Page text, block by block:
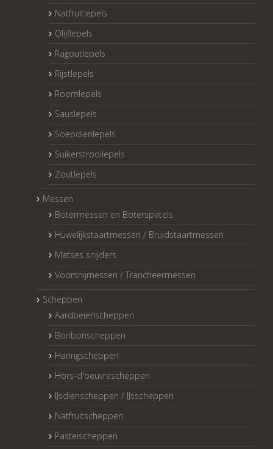
Natfruitlepels
Olijflepels
Ragoutlepels
Rijstlepels
Roomlepels
Sauslepels
Soepdienlepels
Suikerstrooilepels
Zoutlepels
Messen
Botermessen en Boterspatels
Huwelijkstaartmessen / Bruidstaartmessen
Matses snijders
Voorsnijmessen / Trancheermessen
Scheppen
Aardbeienscheppen
Bonbonscheppen
Haringscheppen
Hors-d'oeuvrescheppen
IJsdienscheppen / IJsscheppen
Natfruitscheppen
Pasteischeppen